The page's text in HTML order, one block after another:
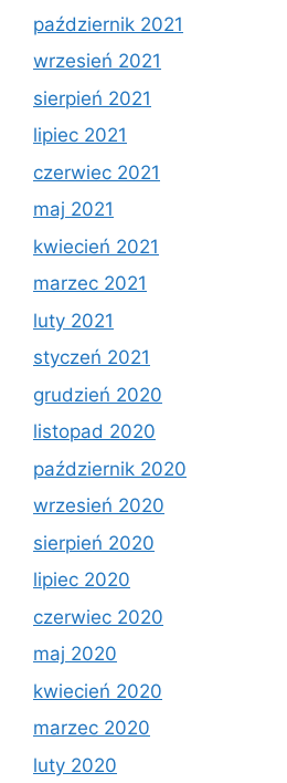
październik 2021
wrzesień 2021
sierpień 2021
lipiec 2021
czerwiec 2021
maj 2021
kwiecień 2021
marzec 2021
luty 2021
styczeń 2021
grudzień 2020
listopad 2020
październik 2020
wrzesień 2020
sierpień 2020
lipiec 2020
czerwiec 2020
maj 2020
kwiecień 2020
marzec 2020
luty 2020